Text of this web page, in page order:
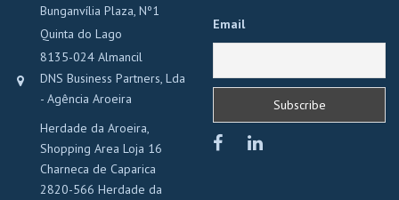
Bunganvília Plaza, Nº1
Quinta do Lago
8135-024 Almancil
DNS Business Partners, Lda
- Agência Aroeira
Herdade da Aroeira,
Shopping Area Loja 16
Charneca de Caparica
2820-566 Herdade da
Email